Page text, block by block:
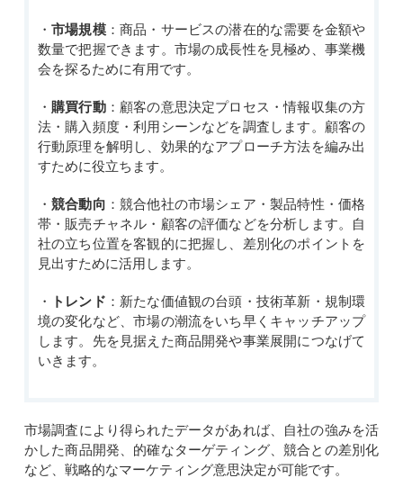
・市場規模：商品・サービスの潜在的な需要を金額や
数量で把握できます。市場の成長性を見極め、事業機
会を探るために有用です。
・ 購買行動：顧客の意思決定プロセス・情報収集の方
法・購入頻度・利用シーンなどを調査します。顧客の
行動原理を解明し、効果的なアプローチ方法を編み出
すために役立ちます。
・競合動向 ：競合他社の市場シェア・製品特性・価格
帯・販売チャネル・顧客の評価などを分析します。自
社の立ち位置を客観的に把握し、差別化のポイントを
見出すために活用します。
・ トレンド ：新たな価値観の台頭・技術革新・規制環
境の変化など、市場の潮流をいち早くキャッチアップ
します。先を見据えた商品開発や事業展開につなげて
いきます。
市場調査により得られたデータがあれば、自社の強みを活
かした商品開発、的確なターゲティング、競合との差別化
など、戦略的なマーケティング意思決定が可能です。